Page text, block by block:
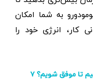
به شما امکان
کار، انرژی خود را
چگونه برنامه ریزی کنیم تا موفق شویم؟ ۷